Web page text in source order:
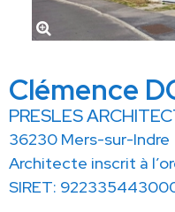
Clémence
PRESLES
36230 Mers-sur-Indre
Architecte inscrit à
SIRET: